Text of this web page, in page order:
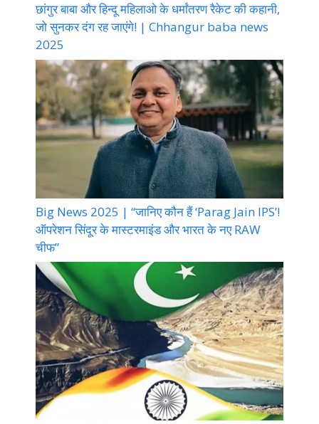
छांगुर बाबा और हिन्दू महिलाओ के धर्मांतरण रैकेट की कहानी,
जो सुनकर दंग रह जाएंगे! | Chhangur baba news
2025
Big News 2025 | “जानिए कौन हैं ‘Parag Jain IPS’!
ऑपरेशन सिंदूर के मास्टरमाइंड और भारत के नए RAW
चीफ”